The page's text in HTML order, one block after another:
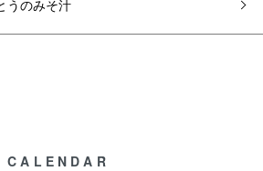
うのみそ汁
CALENDAR